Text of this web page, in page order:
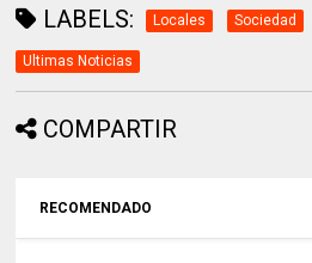
LABELS: Locales Sociedad
Ultimas Noticias
COMPARTIR
RECOMENDADO